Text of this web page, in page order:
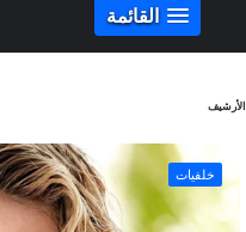
القائمة
الأرشيف
خلفيات